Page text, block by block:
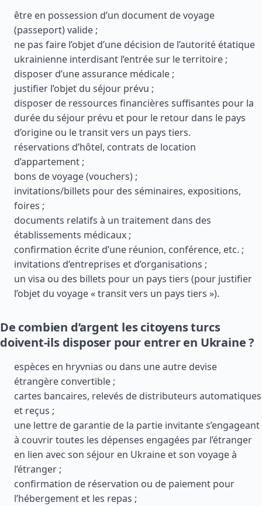
être en possession d’un document de voyage
(passeport) valide ;
ne pas faire l’objet d’une décision de l’autorité étatique
ukrainienne interdisant l’entrée sur le territoire ;
disposer d’une assurance médicale ;
justifier l’objet du séjour prévu ;
disposer de ressources financières suffisantes pour la
durée du séjour prévu et pour le retour dans le pays
d’origine ou le transit vers un pays tiers.
réservations d’hôtel, contrats de location
d’appartement ;
bons de voyage (vouchers) ;
invitations/billets pour des séminaires, expositions,
foires ;
documents relatifs à un traitement dans des
établissements médicaux ;
confirmation écrite d’une réunion, conférence, etc. ;
invitations d’entreprises et d’organisations ;
un visa ou des billets pour un pays tiers (pour justifier
l’objet du voyage « transit vers un pays tiers »).
De combien d’argent les citoyens turcs
doivent-ils disposer pour entrer en Ukraine ?
espèces en hryvnias ou dans une autre devise
étrangère convertible ;
cartes bancaires, relevés de distributeurs automatiques
et reçus ;
une lettre de garantie de la partie invitante s’engageant
à couvrir toutes les dépenses engagées par l’étranger
en lien avec son séjour en Ukraine et son voyage à
l’étranger ;
confirmation de réservation ou de paiement pour
l’hébergement et les repas ;